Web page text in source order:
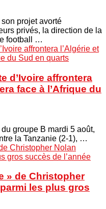
projet avorté
privés, la direction de la
football …
d’Ivoire affrontera
face à l’Afrique du
groupe B mardi 5 août,
la Tanzanie (2-1), …
» de Christopher
les plus gros